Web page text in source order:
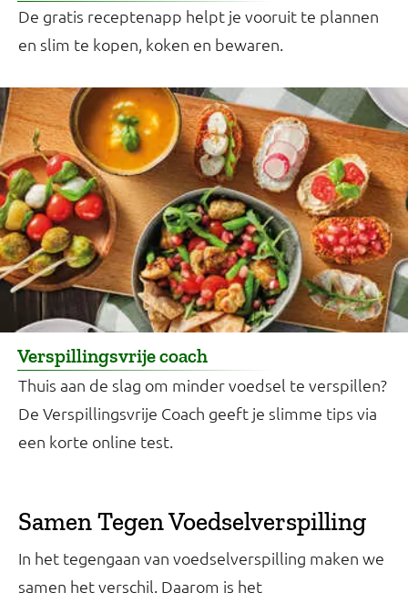
De gratis receptenapp helpt je vooruit te plannen
en slim te kopen, koken en bewaren.
Verspillingsvrije coach
Thuis aan de slag om minder voedsel te verspillen?
De Verspillingsvrije Coach geeft je slimme tips via
een korte online test.
Samen Tegen Voedselverspilling
In het tegengaan van voedselverspilling maken we
samen het verschil. Daarom is het